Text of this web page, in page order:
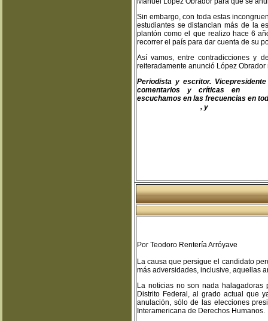
Sin embargo, con toda estas
estudiantes se distancian más de la
plantón como el que realizo hace 6
recorrer el país para dar cuenta de su
Así vamos, entre contradicciones y
reiteradamente anunció López
Periodista y escritor.
comentarios y críticas en
escuchamos en las frecuencias en
, y
Por Teodoro Rentería Arróyave
La causa que persigue el candidato
más adversidades, inclusive, aquellas
La noticias no son nada
Distrito Federal, al grado actual que
anulación, sólo de las elecciones
Interamericana de Derechos Humanos.